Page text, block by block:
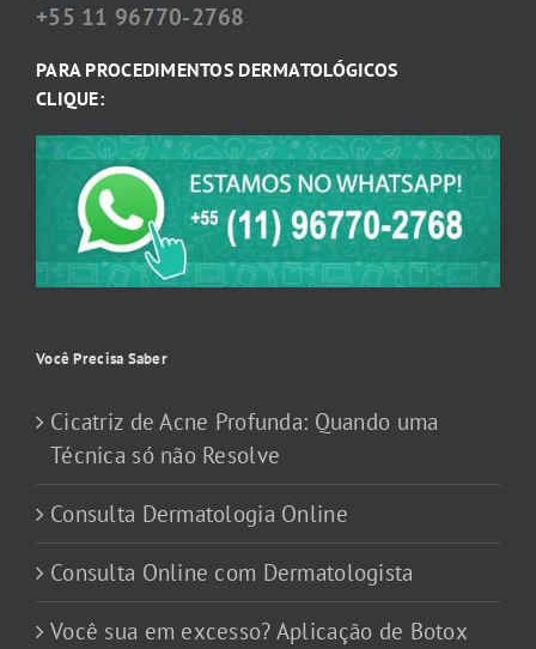
+55 11 96770-2768
PARA PROCEDIMENTOS DERMATOLÓGICOS
CLIQUE:
Você Precisa Saber
Cicatriz de Acne Profunda: Quando uma
Técnica só não Resolve
Consulta Dermatologia Online
Consulta Online com Dermatologista
Você sua em excesso? Aplicação de Botox